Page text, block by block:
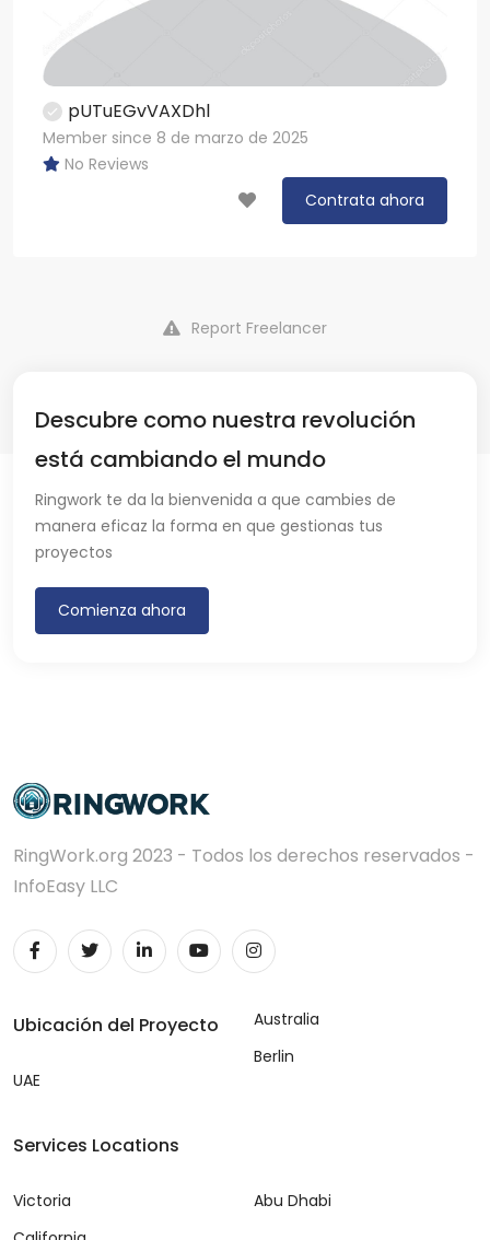
pUTuEGvVAXDhl
Member since 8 de marzo de 2025
No Reviews
Contrata ahora
Report Freelancer
Descubre como nuestra revolución
está cambiando el mundo
Ringwork te da la bienvenida a que cambies de
manera eficaz la forma en que gestionas tus
proyectos
Comienza ahora
RingWork.org 2023 - Todos los derechos reservados -
InfoEasy LLC
Ubicación del Proyecto
UAE
Australia
Berlin
Services Locations
Victoria
Abu Dhabi